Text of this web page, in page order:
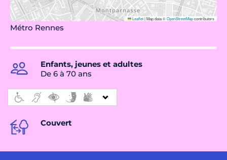
Leaflet|Map data ©OpenStreetMapcontributors
Métro Rennes
Enfants, jeunes et adultes
De 6 à 70 ans
Couvert